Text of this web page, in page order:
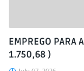
EMPREGO PARA
1.750,68 )